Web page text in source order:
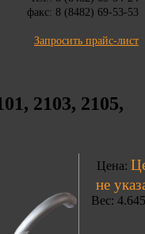
факс: 8 (8482) 69-53-53
Запросить прайс-лист
2103, 2105,
Цена:
не
Вес: